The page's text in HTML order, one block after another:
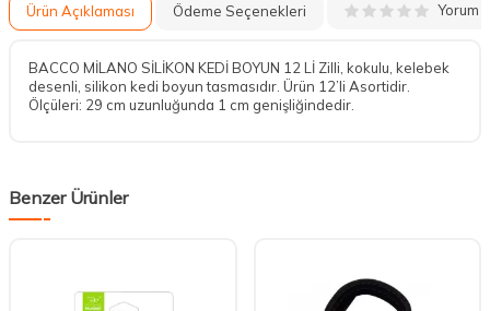
Ürün Açıklaması Ödeme Seçenekleri Yorum
BACCO MİLANO SİLİKON KEDİ BOYUN 12 Lİ Zilli, kokulu, kelebek
desenli, silikon kedi boyun tasmasıdır. Ürün 12’li Asortidir.
Ölçüleri: 29 cm uzunluğunda 1 cm genişliğindedir.
Benzer Ürünler